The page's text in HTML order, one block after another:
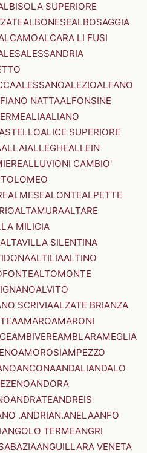
SUPERIORE
ALBONESEALBOSAGGIA
ALCARA LI FUSI
ALESSANDRIA
ALESSANOALEZIOALFANO
NATTAALFONSINE
ALIAALIANO
ALICE SUPERIORE
ALLAIALLEGHEALLEIN
ALLUVIONI CAMBIO'
ALMESEALONTEALPETTE
ALTAMURAALTARE
MILICIA
ALTAVILLA SILENTINA
ALTILIAALTINO
ALTOMONTE
ALVITO
SCRIVIAALZATE BRIANZA
AMAROAMARONI
AMBIVEREAMBLARAMEGLIA
AMOROSIAMPEZZO
ANCONAANDALIANDALO
ANDORA
ANDRATEANDREIS
.ANDRIAN.ANELAANFO
ANGOLO TERMEANGRI
ANGUILLARA VENETA